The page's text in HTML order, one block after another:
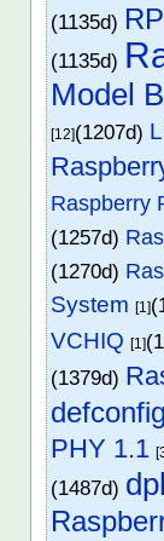
(1135d)
(1135d)
Model
[12](1207d)
Raspberry
(1257d)
(1270d)
System [1]
VCHIQ [1]
(1379d)
PHY 1.1
(1487d)